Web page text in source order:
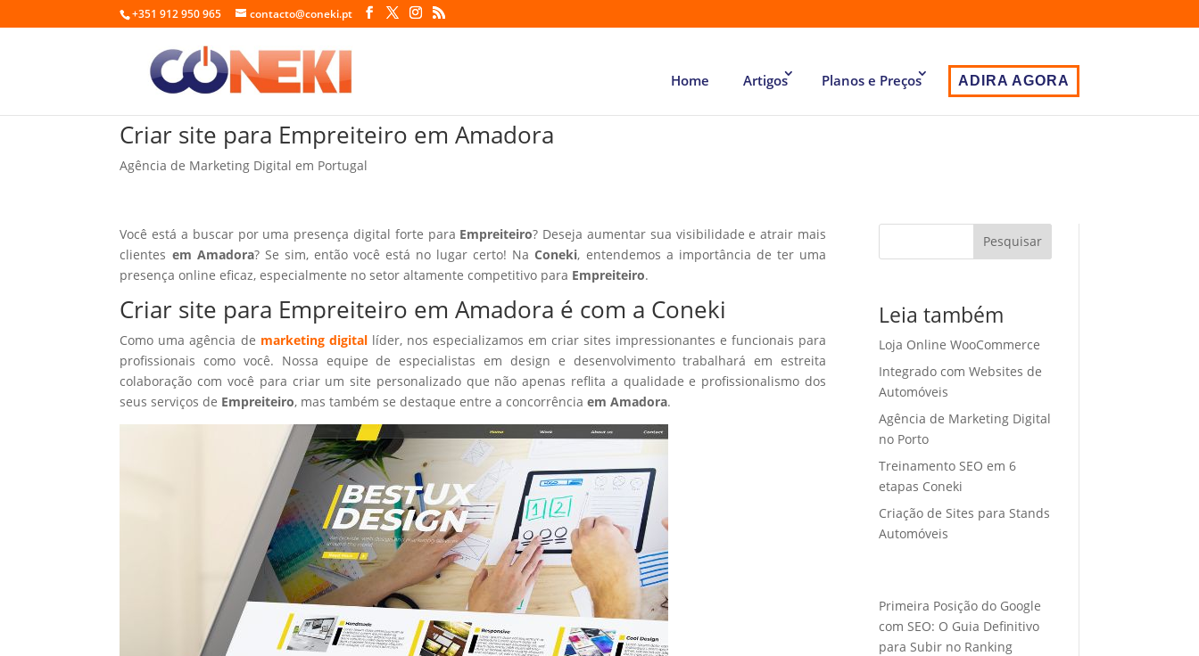
+351 912 950 965 contacto@coneki.pt
Home Artigos Planos e Preços ADIRA AGORA
Criar site para Empreiteiro em Amadora
Agência de Marketing Digital em Portugal
Você está a buscar por uma presença digital forte para Empreiteiro? Deseja aumentar sua visibilidade e atrair mais
clientes em Amadora? Se sim, então você está no lugar certo! NaConeki, entendemos a importância de ter uma
presença online eficaz, especialmente no setor altamente competitivo para Empreiteiro.
Criar site para Empreiteiro em Amadora é com a Coneki
Como uma agência de marketing digitallíder, nos especializamos em criar sites impressionantes e funcionais para
profissionais como você. Nossa equipe de especialistas em design e desenvolvimento trabalhará em estreita
colaboração com você para criar um site personalizado que não apenas reflita a qualidade e profissionalismo dos
seus serviços de Empreiteiro, mas também se destaque entre a concorrênciaem Amadora.
Pesquisar
Leia também
Loja Online WooCommerce
Integrado com Websites de
Automóveis
Agência de Marketing Digital
no Porto
Treinamento SEO em 6
etapas Coneki
Criação de Sites para Stands
Automóveis
Primeira Posição do Google
com SEO: O Guia Definitivo
para Subir no Ranking